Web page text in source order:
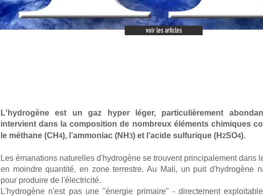
voir les articles
L'hydrogène est un gaz hyper léger, particulièrement
intervient dans la composition de nombreux éléments chimiques
le méthane (CH 4), l’ammoniac (NH 3) et l’acide sulfurique (H 2SO4).
Les émanations naturelles d'hydrogène se trouvent principalement dans
en moindre quantité, en zone terrestre. Au Mali, un puit d'hydrogène
pour produire de l'électricité.
L'hydrogène n'est pas une "énergie primaire" - directement